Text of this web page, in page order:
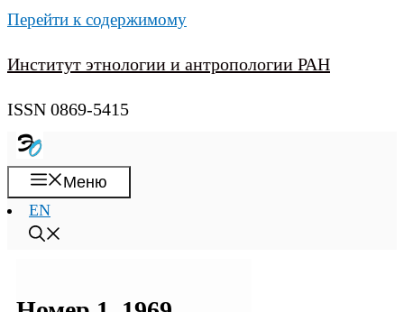
Перейти к содержимому
Институт этнологии и антропологии РАН
ISSN 0869-5415
Меню
EN